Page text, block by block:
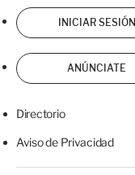
INICIAR SESIÓN
ANÚNCIATE
Directorio
Aviso de Privacidad